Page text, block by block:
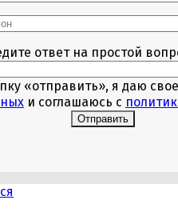
ответ на простой
«отправить», я даю свое
и соглашаюсь с